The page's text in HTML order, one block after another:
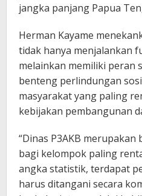
jangka panjang Papua
Herman Kayame
tidak hanya menjalankan
melainkan memiliki peran
benteng perlindungan
masyarakat yang paling
kebijakan pembangunan
“Dinas P3AKB
bagi kelompok paling
angka statistik, terdapat
harus ditangani secara